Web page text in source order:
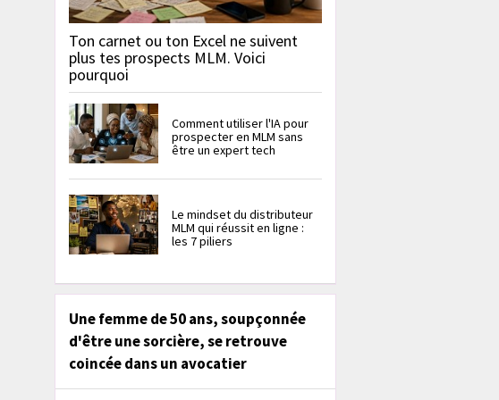
Ton carnet ou ton Excel ne suivent
plus tes prospects MLM. Voici
pourquoi
Comment utiliser l'IA pour
prospecter en MLM sans
être un expert tech
Le mindset du distributeur
MLM qui réussit en ligne :
les 7 piliers
Une femme de 50 ans, soupçonnée
d'être une sorcière, se retrouve
coincée dans un avocatier